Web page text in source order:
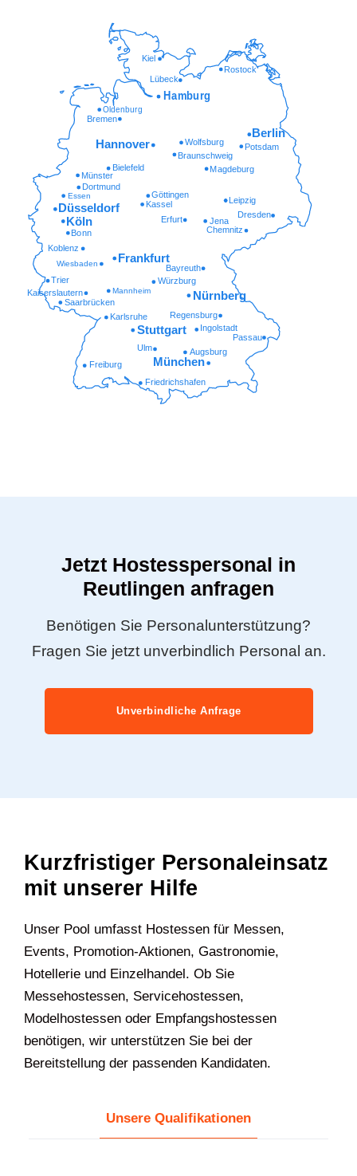
Friedrichshafen
Freiburg
Augsburg
Ulm
Passau
Ingolstadt
Regensburg
Karlsruhe
Saarbrücken
Kaiserslautern Mannheim
Würzburg
Trier
Wiesbaden Bayreuth
Koblenz
Chemnitz
Bonn
Erfurt Jena
Dresden
Kassel
Göttingen
Essen
Dortmund
Münster
Magdeburg
Bielefeld
Braunschweig
Potsdam
Wolfsburg
Oldenburg
Lübeck
Rostock
Kiel
München
Stuttgart
Nürnberg
Frankfurt
Köln
Düsseldorf
Leipzig
Hannover
Berlin
Bremen
Hamburg
Jetzt Hostesspersonal in
Reutlingen anfragen
Benötigen Sie Personalunterstützung?
Fragen Sie jetzt unverbindlich Personal an.
Unverbindliche Anfrage
Kurzfristiger Personaleinsatz
mit unserer Hilfe
U‍nser Pool umfasst Hostessen für Messen,
Events, Promotion-Aktionen, Gastronomie,
Hotellerie und Einzelhandel. Ob Sie
Messehostessen, Servicehostessen,
Modelhostessen oder Empfangshostessen
benötigen, wir unterstützen Sie bei der
Bereitstellung der passenden Kandidaten.
Unsere Qualifikationen